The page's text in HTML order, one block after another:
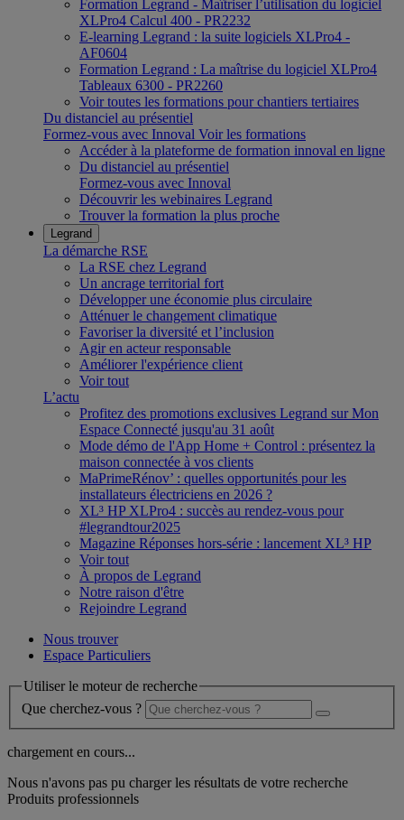
Formation Legrand - Maîtriser l’utilisation du logiciel
XLPro4 Calcul 400 - PR2232
E-learning Legrand : la suite logiciels XLPro4 -
AF0604
Formation Legrand : La maîtrise du logiciel XLPro4
Tableaux 6300 - PR2260
Voir toutes les formations pour chantiers tertiaires
Du distanciel au présentiel
Formez-vous avec Innoval Voir les formations
Accéder à la plateforme de formation innoval en ligne
Du distanciel au présentiel
Formez-vous avec Innoval
Découvrir les webinaires Legrand
Trouver la formation la plus proche
Legrand
La démarche RSE
La RSE chez Legrand
Un ancrage territorial fort
Développer une économie plus circulaire
Atténuer le changement climatique
Favoriser la diversité et l’inclusion
Agir en acteur responsable
Améliorer l'expérience client
Voir tout
L’actu
Profitez des promotions exclusives Legrand sur Mon
Espace Connecté jusqu'au 31 août
Mode démo de l'App Home + Control : présentez la
maison connectée à vos clients
MaPrimeRénov’ : quelles opportunités pour les
installateurs électriciens en 2026 ?
XL³ HP XLPro4 : succès au rendez-vous pour
#legrandtour2025
Magazine Réponses hors-série : lancement XL³ HP
Voir tout
À propos de Legrand
Notre raison d'être
Rejoindre Legrand
Nous trouver
Espace Particuliers
Utiliser le moteur de recherche
Que cherchez-vous ?
chargement en cours...
Nous n'avons pas pu charger les résultats de votre recherche
Produits professionnels